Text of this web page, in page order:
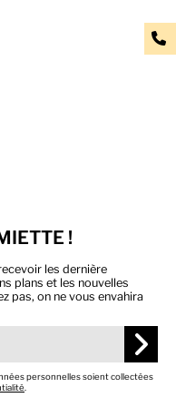
!
les dernière
plans et les nouvelles
pas, on ne vous envahira
personnelles soient collectées